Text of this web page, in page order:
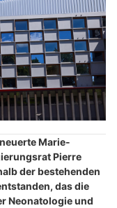
Marie-
Pierre
der bestehenden
das die
Neonatologie und